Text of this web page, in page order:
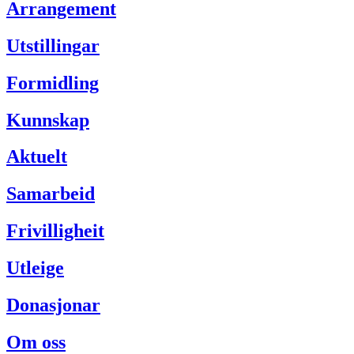
Arrangement
Utstillingar
Formidling
Kunnskap
Aktuelt
Samarbeid
Frivilligheit
Utleige
Donasjonar
Om oss